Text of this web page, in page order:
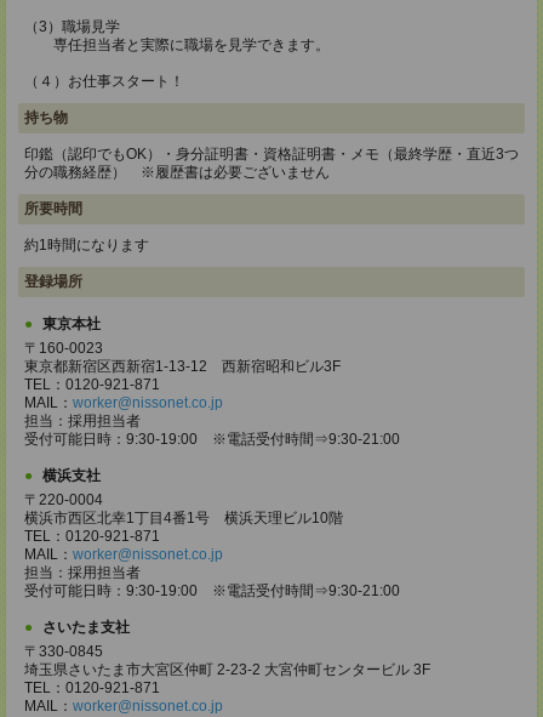
（3）職場見学
専任担当者と実際に職場を見学できます。
（４）お仕事スタート！
持ち物
印鑑（認印でもOK）・身分証明書・資格証明書・メモ（最終学歴・直近3つ
分の職務経歴） ※履歴書は必要ございません
所要時間
約1時間になります
登録場所
東京本社
〒160-0023
東京都新宿区西新宿1-13-12 西新宿昭和ビル3F
TEL：0120-921-871
MAIL： worker@nissonet.co.jp
担当：採用担当者
受付可能日時：9:30-19:00 ※電話受付時間⇒9:30-21:00
横浜支社
〒220-0004
横浜市西区北幸1丁目4番1号 横浜天理ビル10階
TEL：0120-921-871
MAIL： worker@nissonet.co.jp
担当：採用担当者
受付可能日時：9:30-19:00 ※電話受付時間⇒9:30-21:00
さいたま支社
〒330-0845
埼玉県さいたま市大宮区仲町 2-23-2 大宮仲町センタービル 3F
TEL：0120-921-871
MAIL： worker@nissonet.co.jp